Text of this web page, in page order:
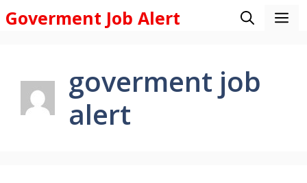
toGoverment Job Alert
goverment job
alert